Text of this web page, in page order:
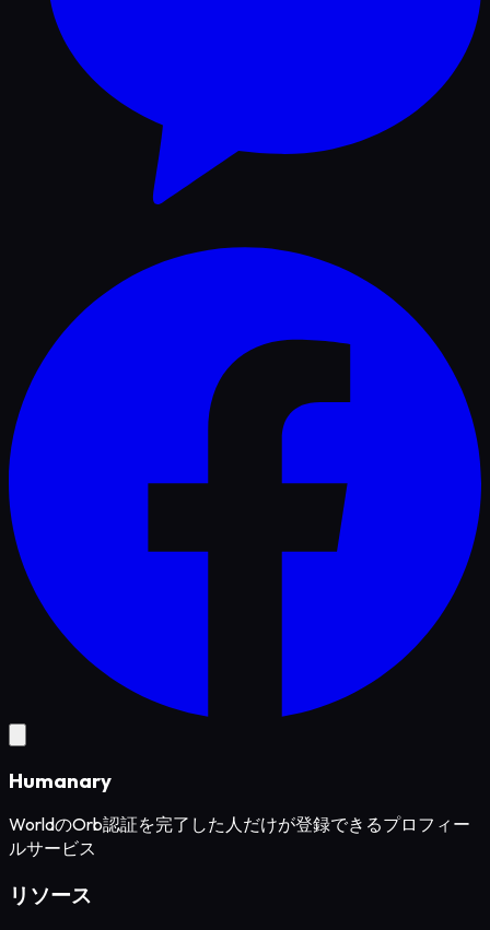
Humanary
WorldのOrb認証を完了した人だけが登録できるプロフィー
ルサービス
リソース